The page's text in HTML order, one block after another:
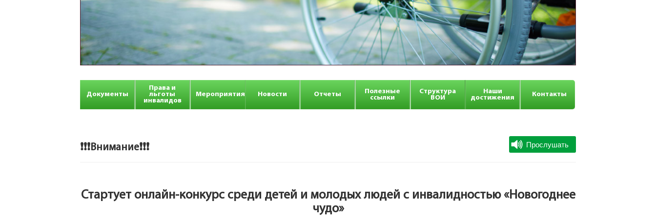
Документы
Права и
льготы
инвалидов
Мероприятия Новости Отчеты
Полезные
ссылки
Структура
ВОИ
Наши
достижения
Контакты
❗❗❗Внимание❗❗❗
Стартует онлайн-конкурс среди детей и молодых людей с инвалидностью «Новогоднее
чудо»